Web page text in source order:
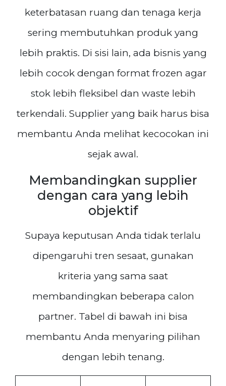
keterbatasan ruang dan tenaga kerja
sering membutuhkan produk yang
lebih praktis. Di sisi lain, ada bisnis yang
lebih cocok dengan format frozen agar
stok lebih fleksibel dan waste lebih
terkendali. Supplier yang baik harus bisa
membantu Anda melihat kecocokan ini
sejak awal.
Membandingkan supplier
dengan cara yang lebih
objektif
Supaya keputusan Anda tidak terlalu
dipengaruhi tren sesaat, gunakan
kriteria yang sama saat
membandingkan beberapa calon
partner. Tabel di bawah ini bisa
membantu Anda menyaring pilihan
dengan lebih tenang.